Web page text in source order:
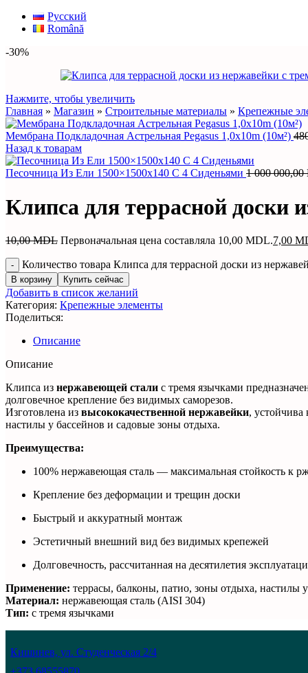
Русский
Română
-30%
Нажмите, чтобы увеличить
Главная » Магазин » Строительные материалы » Крепежные
Мембрана Подкладочная Астрельная Pegasus 1,0x10m (10м²)
Назад к товарам
Песочница Из Ели 1500×1500x140 С 4 Сиденьями 1 000 000,00
Клипса для террасной доски
10,00MDL Первоначальная цена составляла 10,00 MDL.7,00
Количество товара Клипса для террасной доски из
В корзину Купить сейчас
Добавить в список желаний
Категория: Крепежные элементы
Поделиться:
Описание
Описание
Клипса из нержавеющей стали с тремя язычками
долговечное крепление без видимых саморезов.
Изготовлена из высококачественной нержавейки, устойчива
настилы у бассейнов и садовые зоны отдыха.
Преимущества:
100% нержавеющая сталь — максимальная стойкость к
Крепление без деформации и трещин доски
Быстрый и аккуратный монтаж
Эстетичный внешний вид без видимых крепежей
Долговечность, рассчитанная на десятилетия
Применение: террасы, балконы, патио, зоны отдыха, настилы
Материал: нержавеющая сталь (AISI 304)
Тип: с тремя язычками
Кишинев, ул. Студенческая 2/4